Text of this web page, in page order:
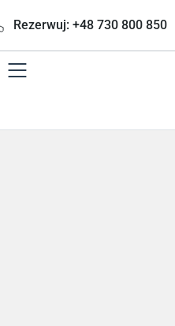
Rezerwuj: +48 730 800 850